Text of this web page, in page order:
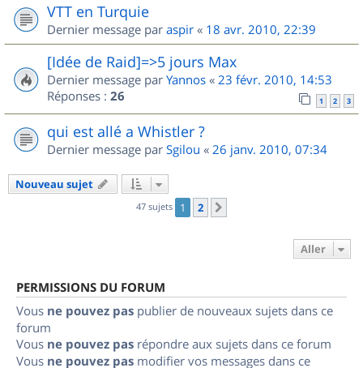
VTT en Turquie
Dernier message par aspir « 18 avr. 2010, 22:39
[Idée de Raid]=>5 jours Max
Dernier message par Yannos « 23 févr. 2010, 14:53
Réponses : 26 1 2 3
qui est allé a Whistler ?
Dernier message par Sgilou « 26 janv. 2010, 07:34
Nouveau sujet
47 sujets 1 2
Aller
PERMISSIONS DU FORUM
Vous ne pouvez pas publier de nouveaux sujets dans ce
forum
Vous ne pouvez pas répondre aux sujets dans ce forum
Vous ne pouvez pas modifier vos messages dans ce